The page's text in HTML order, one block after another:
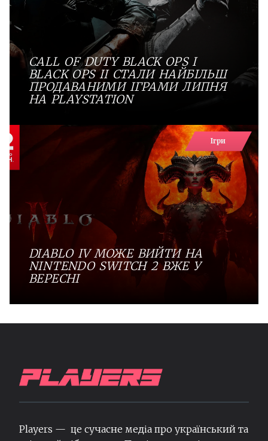
CALL OF DUTY BLACK OPS І
BLACK OPS II СТАЛИ НАЙБІЛЬШ
ПРОДАВАНИМИ ІГРАМИ ЛИПНЯ
НА PLAYSTATION
Ігри
DIABLO IV МОЖЕ ВИЙТИ НА
NINTENDO SWITCH 2 ВЖЕ У
ВЕРЕСНІ
Players — це сучасне медіа про український та